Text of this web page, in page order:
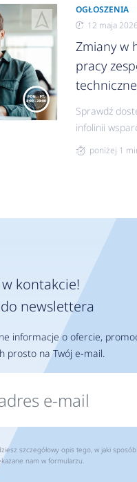
OGŁOSZENIA
12 maja 2026
Zmiany w
pracy
Sprawdź
infolinii
pozaponiżej 1
kontakcie!
do newslettera
informacje o ofercie,
prosto na Twój e-mail.
szczegółowy opis tego, w jaki
nam w formularzu.